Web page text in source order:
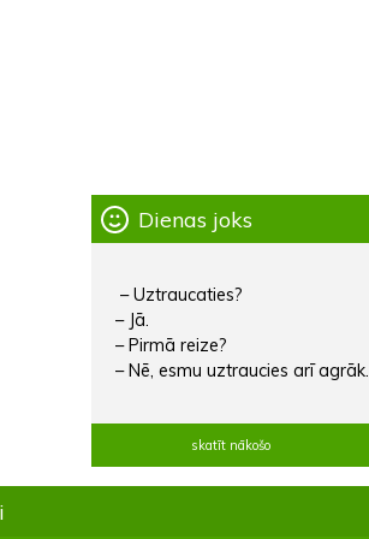
Dienas joks
– Uztraucaties?
– Jā.
– Pirmā reize?
– Nē, esmu uztraucies arī agrāk.
skatīt nākošo